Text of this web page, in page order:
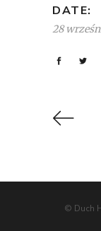
DATE:
28
© Duch